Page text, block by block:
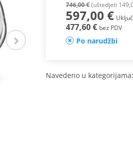
746,00 €(uštedjeti
597,00 €
477,60 € bez PDV
Po narudžbi
Navedeno u